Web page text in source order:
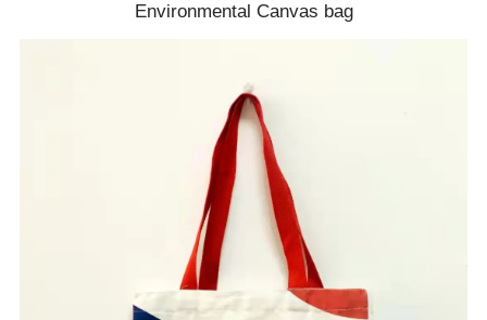
Environmental Canvas bag